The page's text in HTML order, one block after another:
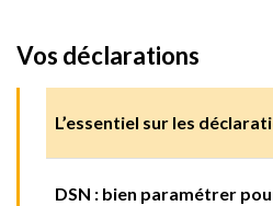
Vos déclarations
L’essentiel sur les
DSN : bien paramétrer